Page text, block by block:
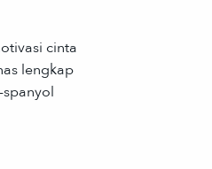
cinta
lengkap